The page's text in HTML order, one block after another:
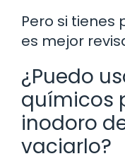
Pero si
es mejor
¿Puedo
químicos
inodoro
vaciarlo?